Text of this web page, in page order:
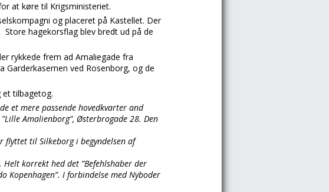
at køre til Krigsministeriet.
og placeret på Kastellet. Der
hagekorsflag blev bredt ud på de
rykkede frem ad Amaliegade fra
ved Rosenborg, og de
tilbagetog.
et mere passende hovedkvarter and
Amalienborg”, Østerbrogade 28. Den
flyttet til Silkeborg i begyndelsen af
korrekt hed det ”Befehlshaber der
Kopenhagen”. I forbindelse med Nyboder